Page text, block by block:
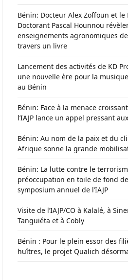
Bénin: Docteur Alex Zoffoun et le
Doctorant Pascal Hounnou
enseignements agronomiques
travers un livre
Lancement des activités de KD
une nouvelle ère pour la
au Bénin
Bénin: Face à la menace
l’IAJP lance un appel pressant
Bénin: Au nom de la paix et du
Afrique sonne la grande
Bénin: La lutte contre le
préoccupation en toile de fond
symposium annuel de l’IAJP
Visite de l’IAJP/CO à Kalalé, à
Tanguiéta et à Cobly
Bénin : Pour le plein essor des
huîtres, le projet Qualich